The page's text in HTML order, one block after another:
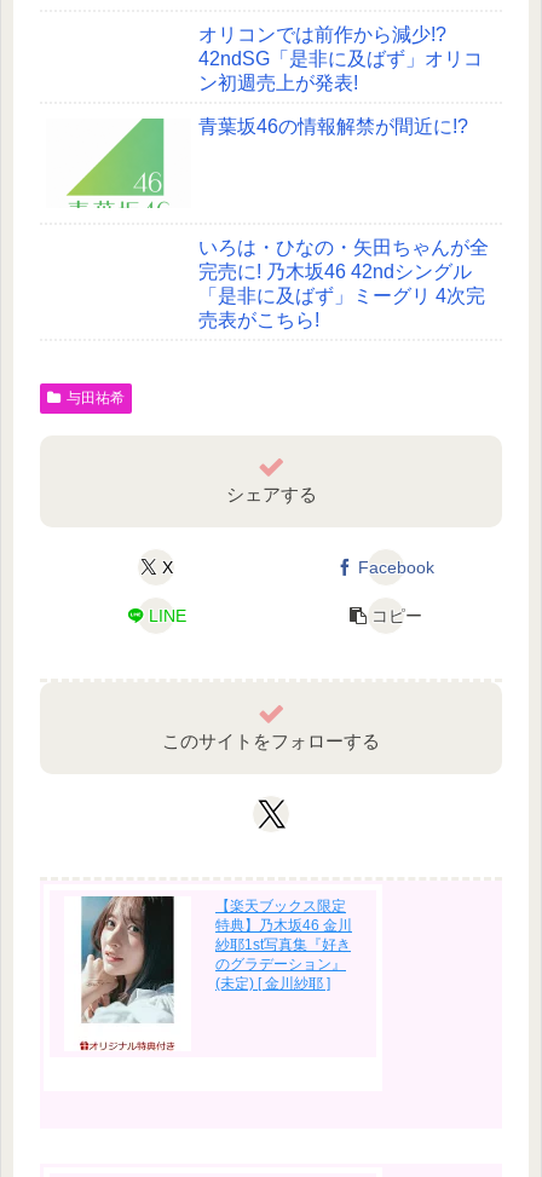
オリコンでは前作から減少!?
42ndSG「是非に及ばず」オリコ
ン初週売上が発表!
青葉坂46の情報解禁が間近に!?
いろは・ひなの・矢田ちゃんが全
完売に! 乃木坂46 42ndシングル
「是非に及ばず」ミーグリ 4次完
売表がこちら!
与田祐希
シェアする
X Facebook
LINE コピー
このサイトをフォローする
【楽天ブックス限定
特典】乃木坂46 金川
紗耶1st写真集『好き
のグラデーション』
(未定) [ 金川紗耶 ]